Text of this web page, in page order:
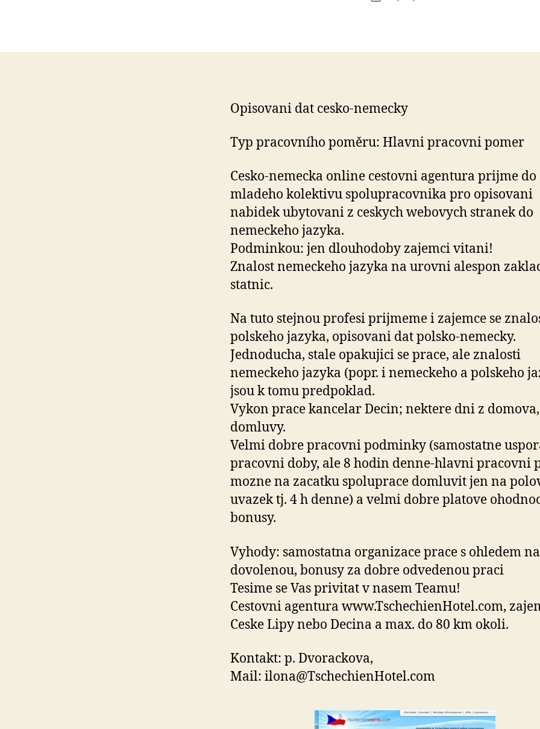
k
Opisovani dat cesko-nemecky
Typ pracovního poměru: Hlavni pracovni pomer
Cesko-nemecka online cestovni agentura prijme do
mladeho kolektivu spolupracovnika pro opisovani
nabidek ubytovani z ceskych webovych stranek do
nemeckeho jazyka.
Podminkou: jen dlouhodoby zajemci vitani!
Znalost nemeckeho jazyka na urovni alespon
statnic.
Na tuto stejnou profesi prijmeme i zajemce se
polskeho jazyka, opisovani dat polsko-nemecky.
Jednoducha, stale opakujici se prace, ale znalosti
nemeckeho jazyka (popr. i nemeckeho a polskeho
jsou k tomu predpoklad.
Vykon prace kancelar Decin; nektere dni z
domluvy.
Velmi dobre pracovni podminky (samostatne
pracovni doby, ale 8 hodin denne-hlavni pracovni
mozne na zacatku spoluprace domluvit jen na
uvazek tj. 4 h denne) a velmi dobre platove
bonusy.
Vyhody: samostatna organizace prace s ohledem na
dovolenou, bonusy za dobre odvedenou praci
Tesime se Vas privitat v nasem Teamu!
Cestovni agentura www.TschechienHotel.com,
Ceske Lipy nebo Decina a max. do 80 km okoli.
Kontakt: p. Dvorackova,
Mail: ilona@TschechienHotel.com